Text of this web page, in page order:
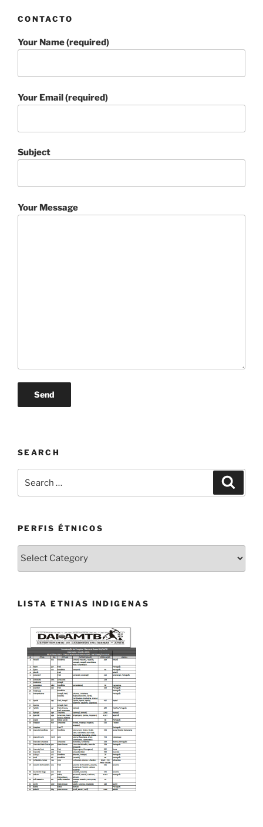
CONTACTO
Your Name (required)
Your Email (required)
Subject
Your Message
SEARCH
for:
PERFIS ÉTNICOS
LISTA ETNIAS INDIGENAS